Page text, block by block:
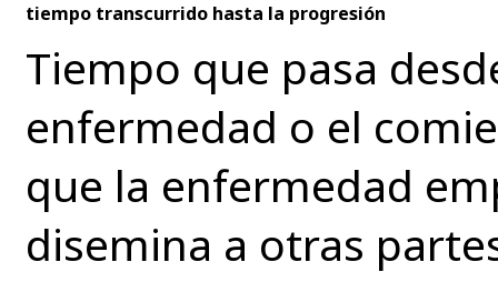
tiempo transcurrido hasta la progresión
Tiempo que pasa
enfermedad o el
que la enfermedad
disemina a otras